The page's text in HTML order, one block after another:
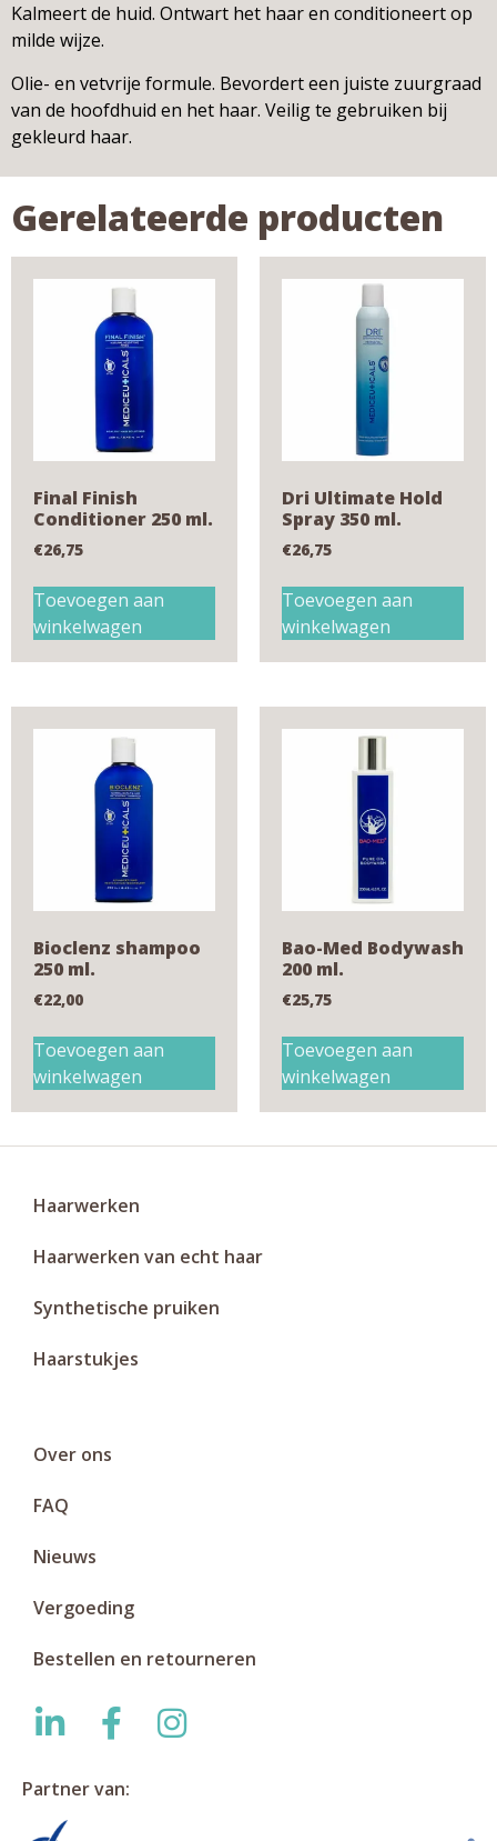
Kalmeert de huid. Ontwart het haar en conditioneert op
milde wijze.
Olie- en vetvrije formule. Bevordert een juiste zuurgraad
van de hoofdhuid en het haar. Veilig te gebruiken bij
gekleurd haar.
Gerelateerde producten
Final Finish
Conditioner 250 ml.
€26,75
Toevoegen aan
winkelwagen
Dri Ultimate Hold
Spray 350 ml.
€26,75
Toevoegen aan
winkelwagen
Bioclenz shampoo
250 ml.
€22,00
Toevoegen aan
winkelwagen
Bao-Med Bodywash
200 ml.
€25,75
Toevoegen aan
winkelwagen
Haarwerken
Haarwerken van echt haar
Synthetische pruiken
Haarstukjes
Over ons
FAQ
Nieuws
Vergoeding
Bestellen en retourneren
Partner van: